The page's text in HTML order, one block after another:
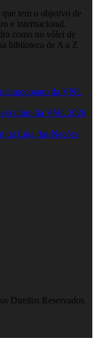
tem o objetivo de
e internacional.
como no vôlei de
biblioteca de A a Z
da VNL
título da VNL 2026
da Liga das Nações
Direitos Reservados.